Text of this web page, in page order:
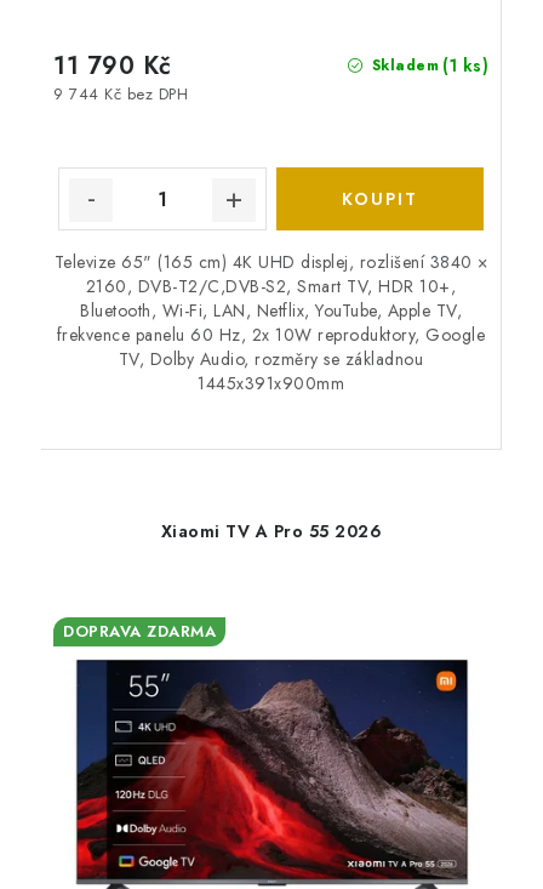
Skladem (1 ks)
9 744 Kč bez DPH
11 790 Kč
Televize 65" (165 cm) 4K UHD displej, rozlišení 3840 ×
2160, DVB-T2/C,DVB-S2, Smart TV, HDR 10+,
Bluetooth, Wi-Fi, LAN, Netflix, YouTube, Apple TV,
frekvence panelu 60 Hz, 2x 10W reproduktory, Google
TV, Dolby Audio, rozměry se základnou
1445x391x900mm
Xiaomi TV A Pro 55 2026
DOPRAVA ZDARMA